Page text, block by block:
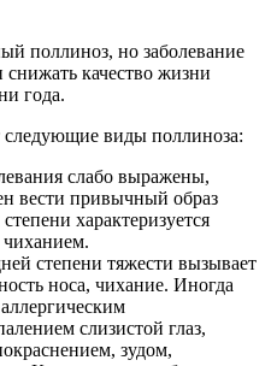
поллиноз, но заболевание
качество жизни
года.
виды поллиноза:
слабо выражены,
вести привычный образ
характеризуется
степени тяжести вызывает
носа, чихание. Иногда
слизистой глаз,
зудом,